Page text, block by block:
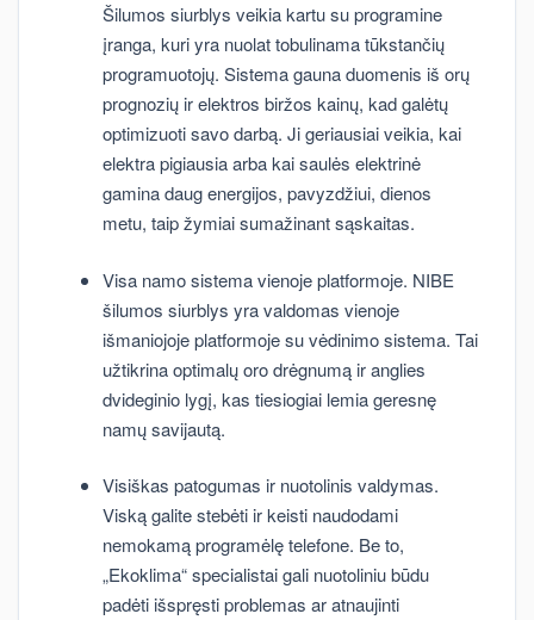
Šilumos siurblys veikia kartu su programine
įranga, kuri yra nuolat tobulinama tūkstančių
programuotojų. Sistema gauna duomenis iš orų
prognozių ir elektros biržos kainų, kad galėtų
optimizuoti savo darbą. Ji geriausiai veikia, kai
elektra pigiausia arba kai saulės elektrinė
gamina daug energijos, pavyzdžiui, dienos
metu, taip žymiai sumažinant sąskaitas.
Visa namo sistema vienoje platformoje. NIBE
šilumos siurblys yra valdomas vienoje
išmaniojoje platformoje su vėdinimo sistema. Tai
užtikrina optimalų oro drėgnumą ir anglies
dvideginio lygį, kas tiesiogiai lemia geresnę
namų savijautą.
Visiškas patogumas ir nuotolinis valdymas.
Viską galite stebėti ir keisti naudodami
nemokamą programėlę telefone. Be to,
„Ekoklima“ specialistai gali nuotoliniu būdu
padėti išspręsti problemas ar atnaujinti